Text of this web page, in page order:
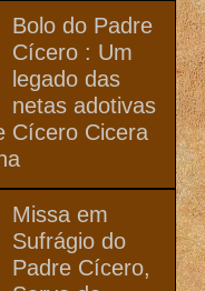
Bolo do Padre
Cícero : Um
legado das
netas adotivas
Cícero Cicera
Missa em
Sufrágio do
Padre Cícero,